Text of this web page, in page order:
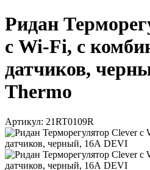
Ридан
с Wi-Fi, с
датчиков,
Thermo
Артикул: 21RT0109R